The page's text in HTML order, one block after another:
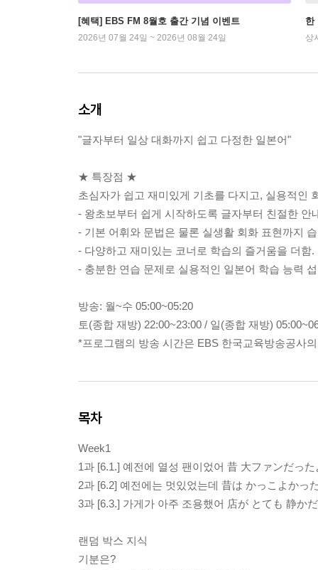
[혜택] EBS FM 8월호 출간 기념 이벤트
2026년 07월 24일 ~ 2026년 08월 24일
한
상
소개
"글자부터 일상 대화까지 쉽고 다정한 일본어"
★ 특장점 ★
초심자가 쉽고 재미있게 기초를 다지고, 실용적인
- 왕초보부터 쉽게 시작하도록 글자부터 친절한 안
- 기본 어휘와 문법은 물론 실생활 회화 표현까지
- 다양하고 재미있는 코너로 학습의 즐거움을 더함.
- 충분한 연습 문제로 실용적인 일본어 학습 능력
방송: 월~수 05:00~05:20
토(종합 재방) 22:00~23:00 / 일(종합 재방)
*프로그램의 방송 시간은 EBS 한국교육방송공사
목차
Week1
1과 [6.1.] 예전에 열성 팬이었어 昔 大ファンだった
2과 [6.2] 예전에는 멋있었는데 昔は かっこよかっ
3과 [6.3.] 가게가 아주 조용했어 店が とても 静か
랜덤 박스 지식
기분은?